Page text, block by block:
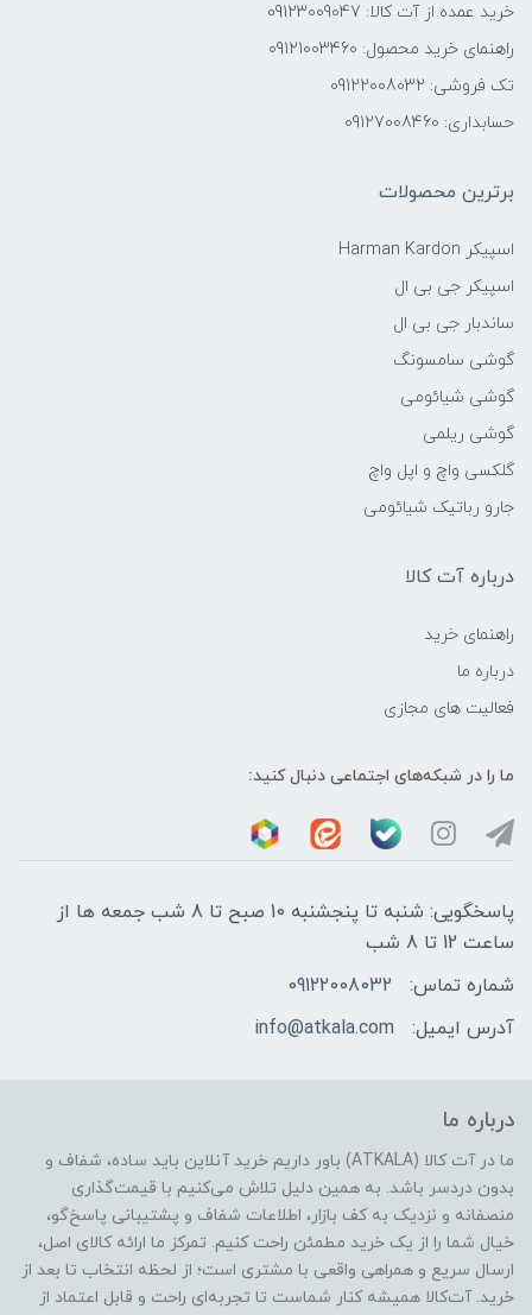
خرید عمده از آت کالا: 09123009047
راهنمای خرید محصول: 09121003460
تک فروشی: 09122008032
حسابداری: 09127008460
برترین محصولات
اسپیکر Harman Kardon
اسپیکر جی بی ال
ساندبار جی بی ال
گوشی سامسونگ
گوشی شیائومی
گوشی ریلمی
گلکسی واچ و اپل واچ
جارو رباتیک شیائومی
درباره آت کالا
راهنمای خرید
درباره ما
فعالیت های مجازی
ما را در شبکه‌های اجتماعی دنبال کنید:
پاسخگویی: شنبه تا پنجشنبه 10 صبح تا 8 شب جمعه ها از
ساعت 12 تا 8 شب
شماره تماس:
09122008032
آدرس ایمیل:
info@atkala.com
درباره ما
ما در آت کالا (ATKALA) باور داریم خرید آنلاین باید ساده، شفاف و
بدون دردسر باشد. به همین دلیل تلاش می‌کنیم با قیمت‌گذاری
منصفانه و نزدیک به کف بازار، اطلاعات شفاف و پشتیبانی پاسخ‌گو،
خیال شما را از یک خرید مطمئن راحت کنیم. تمرکز ما ارائه کالای اصل،
ارسال سریع و همراهی واقعی با مشتری است؛ از لحظه انتخاب تا بعد از
خرید. آت‌کالا همیشه کنار شماست تا تجربه‌ای راحت و قابل اعتماد از